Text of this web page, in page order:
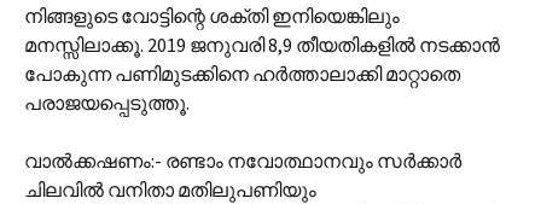
നിങ്ങളുടെ വോട്ടിന്റെ ശക്തി ഇനിയെങ്കിലും
മനസ്സിലാക്കൂ. 2019 ജനുവരി 8,9 തീ‍യതികളിൽ നടക്കാൻ
പോകുന്ന പണിമുടക്കിനെ ഹർത്താലാക്കി മാറ്റാതെ
പരാജയപ്പെടുത്തൂ.
വാൽക്കഷണം:- രണ്ടാം നവോത്ഥാനവും സർക്കാർ
ചിലവിൽ വനിതാ മതിലുപണിയും